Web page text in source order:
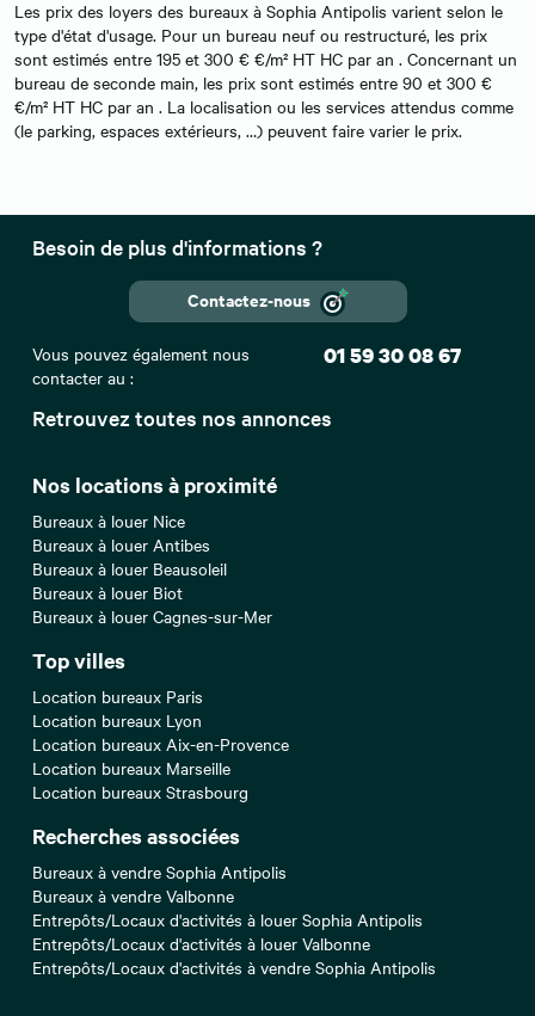
Les prix des loyers des bureaux à Sophia Antipolis varient selon le
type d'état d'usage. Pour un bureau neuf ou restructuré, les prix
sont estimés entre 195 et 300 € €/m² HT HC par an . Concernant un
bureau de seconde main, les prix sont estimés entre 90 et 300 €
€/m² HT HC par an . La localisation ou les services attendus comme
(le parking, espaces extérieurs, …) peuvent faire varier le prix.
Retrouvez toutes nos annonces
Nos locations à proximité
Bureaux à louer Nice
Bureaux à louer Antibes
Bureaux à louer Beausoleil
Bureaux à louer Biot
Bureaux à louer Cagnes-sur-Mer
Top villes
Location bureaux Paris
Location bureaux Lyon
Location bureaux Aix-en-Provence
Location bureaux Marseille
Location bureaux Strasbourg
Recherches associées
Bureaux à vendre Sophia Antipolis
Bureaux à vendre Valbonne
Entrepôts/Locaux d'activités à louer Sophia Antipolis
Entrepôts/Locaux d'activités à louer Valbonne
Entrepôts/Locaux d'activités à vendre Sophia Antipolis
Besoin de plus d'informations ?
Contactez-nous
Vous pouvez également nous
contacter au :
01 59 30 08 67